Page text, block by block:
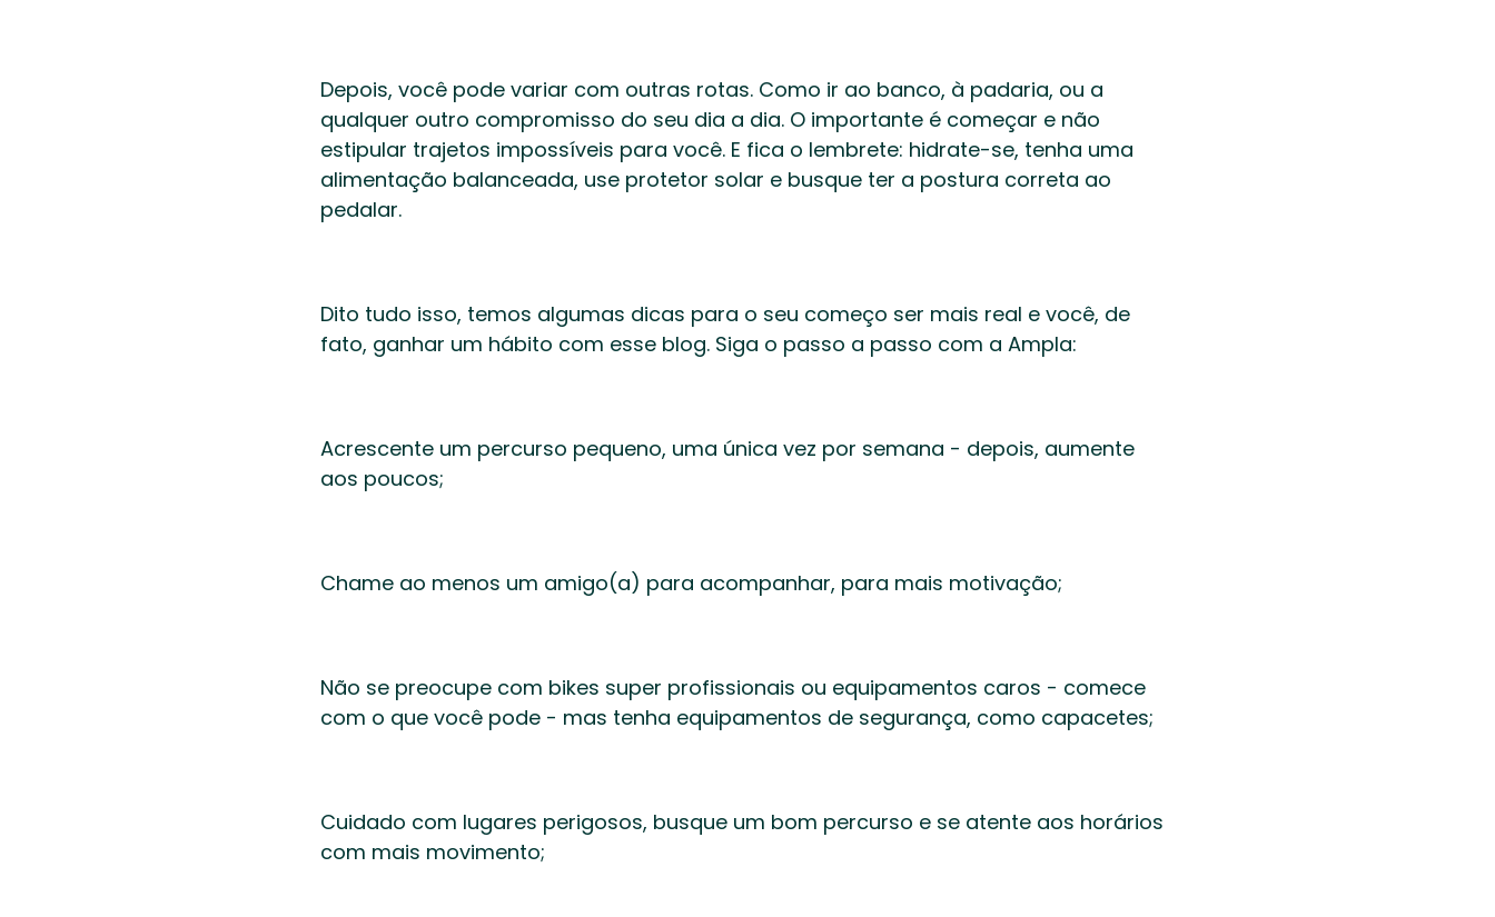
Depois, você pode variar com outras rotas. Como ir ao banco, à padaria, ou a
qualquer outro compromisso do seu dia a dia. O importante é começar e não
estipular trajetos impossíveis para você. E fica o lembrete: hidrate-se, tenha uma
alimentação balanceada, use protetor solar e busque ter a postura correta ao
pedalar.
Dito tudo isso, temos algumas dicas para o seu começo ser mais real e você, de
fato, ganhar um hábito com esse blog. Siga o passo a passo com a Ampla:
Acrescente um percurso pequeno, uma única vez por semana - depois, aumente
aos poucos;
Chame ao menos um amigo(a) para acompanhar, para mais motivação;
Não se preocupe com bikes super profissionais ou equipamentos caros - comece
com o que você pode - mas tenha equipamentos de segurança, como capacetes;
Cuidado com lugares perigosos, busque um bom percurso e se atente aos horários
com mais movimento;